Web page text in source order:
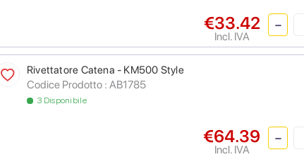
€33.42
Incl. IVA
Rivettatore Catena - KM500 Style
Codice Prodotto : AB1785
3 Disponibile
€64.39
Incl. IVA